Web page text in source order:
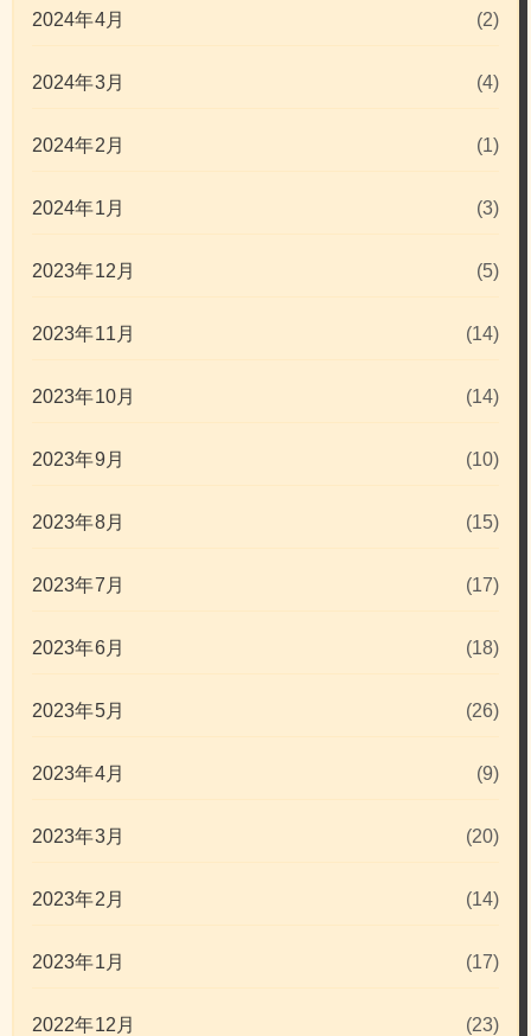
2024年4月 (2)
2024年3月 (4)
2024年2月 (1)
2024年1月 (3)
2023年12月 (5)
2023年11月 (14)
2023年10月 (14)
2023年9月 (10)
2023年8月 (15)
2023年7月 (17)
2023年6月 (18)
2023年5月 (26)
2023年4月 (9)
2023年3月 (20)
2023年2月 (14)
2023年1月 (17)
2022年12月 (23)